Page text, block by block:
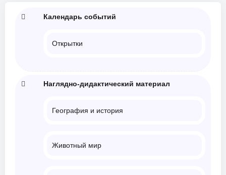
Календарь событий
Открытки
Наглядно-дидактический материал
География и история
Животный мир